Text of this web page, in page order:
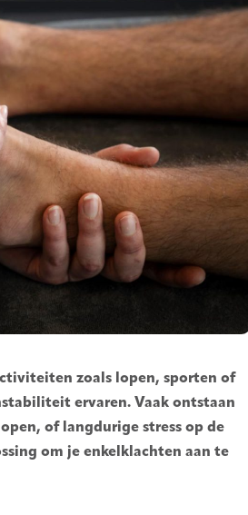
zoals lopen, sporten of
ervaren. Vaak ontstaan
of langdurige stress op de
om je enkelklachten aan te